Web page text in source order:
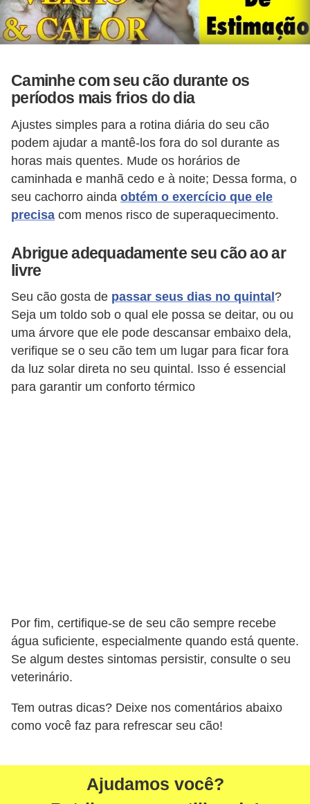
Caminhe com seu cão durante os
períodos mais frios do dia
Ajustes simples para a rotina diária do seu cão
podem ajudar a mantê-los fora do sol durante as
horas mais quentes. Mude os horários de
caminhada e manhã cedo e à noite; Dessa forma, o
seu cachorro ainda obtém o exercício que ele
precisa com menos risco de superaquecimento.
Abrigue adequadamente seu cão ao ar
livre
Seu cão gosta de passar seus dias no quintal ?
Seja um toldo sob o qual ele possa se deitar, ou ou
uma árvore que ele pode descansar embaixo dela,
verifique se o seu cão tem um lugar para ficar fora
da luz solar direta no seu quintal. Isso é essencial
para garantir um conforto térmico
Por fim, certifique-se de seu cão sempre recebe
água suficiente, especialmente quando está quente.
Se algum destes sintomas persistir, consulte o seu
veterinário.
Tem outras dicas? Deixe nos comentários abaixo
como você faz para refrescar seu cão!
Ajudamos você?
n
f
b
i
s
P
r
o
d
t
s
p
a
r
a
s
t
i
m
a
ç
o